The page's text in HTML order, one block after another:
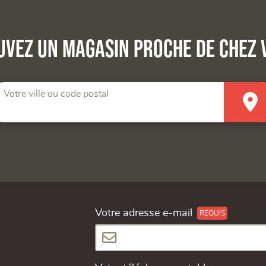
un magasin proche de chez
Votre ville ou code postal
Votre adresse e-mail